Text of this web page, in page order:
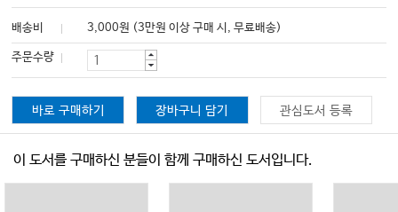
배송비 3,000원 (3만원 이상 구매 시, 무료배송)
주문수량
바로 구매하기 장바구니 담기 관심도서 등록
이 도서를 구매하신 분들이 함께 구매하신 도서입니다.